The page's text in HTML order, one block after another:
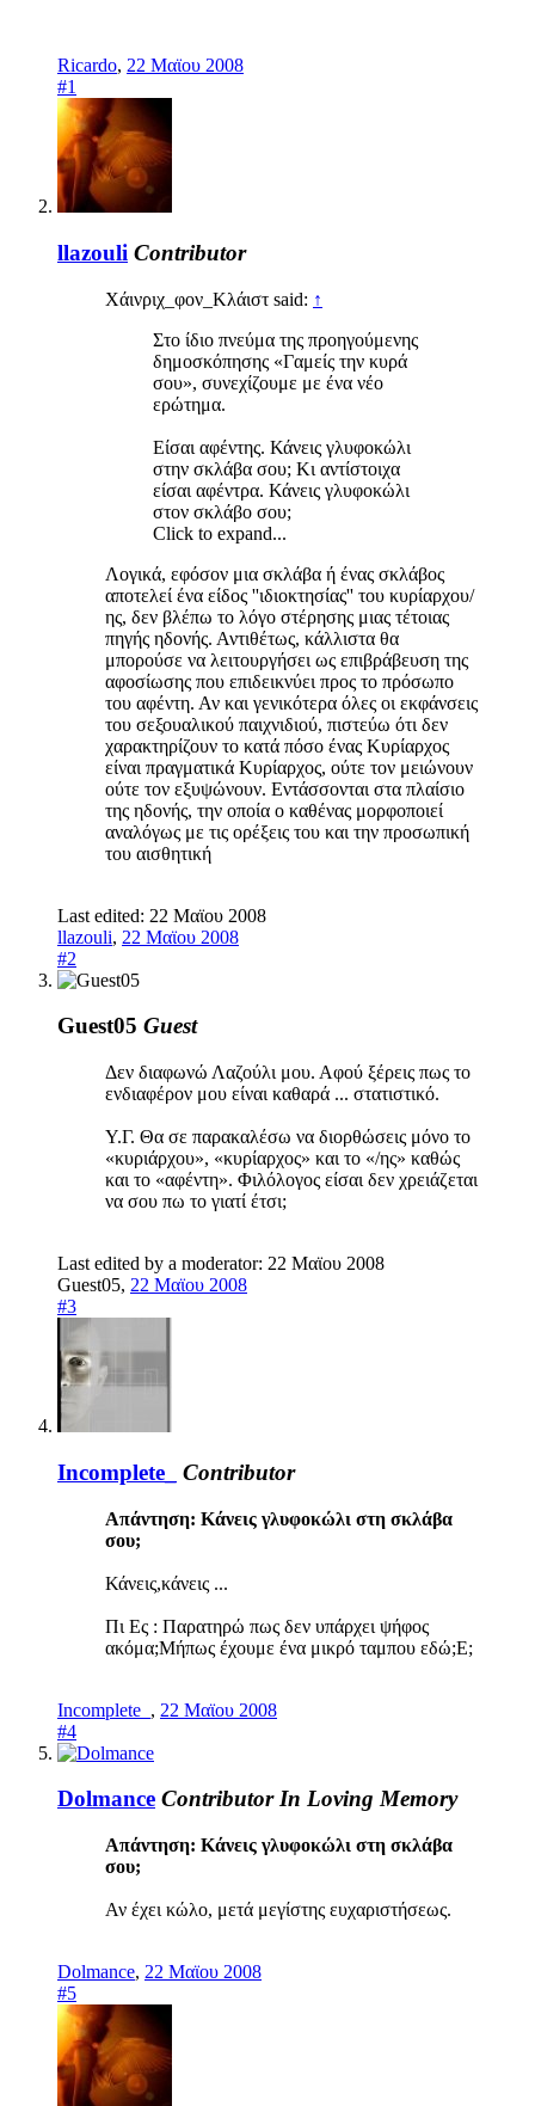
Ricardo, 22 Μαϊου 2008
#1
llazouli Contributor
Χάινριχ_φον_Κλάιστ said: ↑
Στο ίδιο πνεύμα της προηγούμενης
δημοσκόπησης «Γαμείς την κυρά
σου», συνεχίζουμε με ένα νέο
ερώτημα.
Είσαι αφέντης. Κάνεις γλυφοκώλι
στην σκλάβα σου; Κι αντίστοιχα
είσαι αφέντρα. Κάνεις γλυφοκώλι
στον σκλάβο σου;
Click to expand...
Λογικά, εφόσον μια σκλάβα ή ένας σκλάβος
αποτελεί ένα είδος ''ιδιοκτησίας'' του κυρίαρχου/
ης, δεν βλέπω το λόγο στέρησης μιας τέτοιας
πηγής ηδονής. Αντιθέτως, κάλλιστα θα
μπορούσε να λειτουργήσει ως επιβράβευση της
αφοσίωσης που επιδεικνύει προς το πρόσωπο
του αφέντη. Αν και γενικότερα όλες οι εκφάνσεις
του σεξουαλικού παιχνιδιού, πιστεύω ότι δεν
χαρακτηρίζουν το κατά πόσο ένας Κυρίαρχος
είναι πραγματικά Κυρίαρχος, ούτε τον μειώνουν
ούτε τον εξυψώνουν. Εντάσσονται στα πλαίσιο
της ηδονής, την οποία ο καθένας μορφοποιεί
αναλόγως με τις ορέξεις του και την προσωπική
του αισθητική
Last edited: 22 Μαϊου 2008
llazouli, 22 Μαϊου 2008
#2
Guest05 Guest
Δεν διαφωνώ Λαζούλι μου. Αφού ξέρεις πως το
ενδιαφέρον μου είναι καθαρά ... στατιστικό.
Υ.Γ. Θα σε παρακαλέσω να διορθώσεις μόνο το
«κυριάρχου», «κυρίαρχος» και το «/ης» καθώς
και το «αφέντη». Φιλόλογος είσαι δεν χρειάζεται
να σου πω το γιατί έτσι;
Last edited by a moderator: 22 Μαϊου 2008
Guest05, 22 Μαϊου 2008
#3
Incomplete_ Contributor
Απάντηση: Κάνεις γλυφοκώλι στη σκλάβα
σου;
Κάνεις,κάνεις ...
Πι Ες : Παρατηρώ πως δεν υπάρχει ψήφος
ακόμα;Μήπως έχουμε ένα μικρό ταμπου εδώ;Ε;
Incomplete_ , 22 Μαϊου 2008
#4
Dolmance Contributor In Loving Memory
Απάντηση: Κάνεις γλυφοκώλι στη σκλάβα
σου;
Αν έχει κώλο, μετά μεγίστης ευχαριστήσεως.
Dolmance, 22 Μαϊου 2008
#5